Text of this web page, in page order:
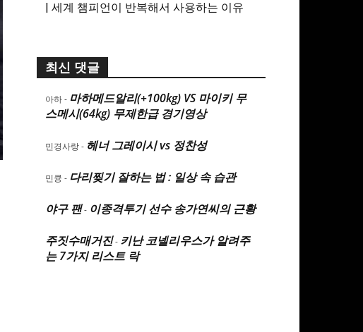
| 세계 챔피언이 반복해서 사용하는 이유
최신 댓글
아하- 마하메드알리(+100kg) VS 마이키 무
스메시(64kg) 무제한급 경기영상
민경사랑- 헤너 그레이시 vs 정찬성
민큥 - 다리찢기 잘하는 법 : 일상 속 습관
야구 팬- 이종격투기 선수 송가연씨의 근황
주짓수매거진- 키난 코넬리우스가 알려주
는 7가지 리스트 락